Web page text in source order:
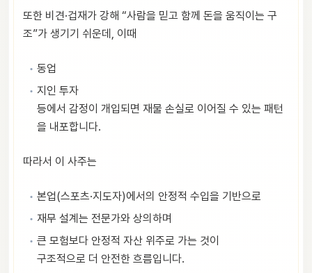
또한 비견·겁재가 강해 “사람을 믿고 함께 돈을 움직이는 구
조”가 생기기 쉬운데, 이때
동업
지인 투자
등에서 감정이 개입되면 재물 손실로 이어질 수 있는 패턴
을 내포합니다.
따라서 이 사주는
본업(스포츠·지도자)에서의 안정적 수입을 기반으로
재무 설계는 전문가와 상의하며
큰 모험보다 안정적 자산 위주로 가는 것이
구조적으로 더 안전한 흐름입니다.